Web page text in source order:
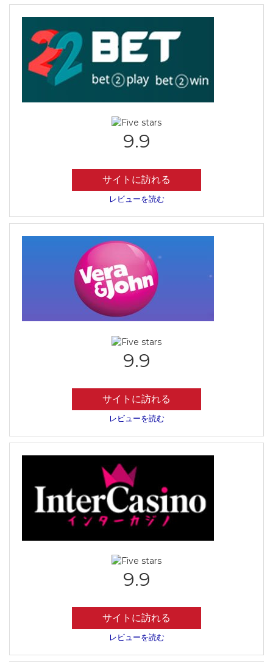
9.9
サイトに訪れる
レビューを読む
9.9
サイトに訪れる
レビューを読む
9.9
サイトに訪れる
レビューを読む